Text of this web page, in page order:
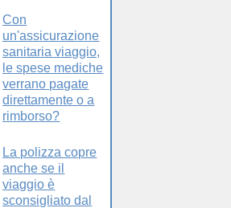
Con
un'assicurazione
sanitaria viaggio,
le spese mediche
verrano pagate
direttamente o a
rimborso?
La polizza copre
anche se il
viaggio è
sconsigliato dal